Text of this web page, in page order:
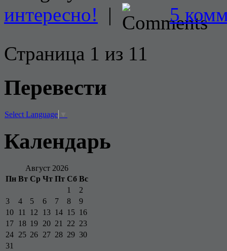
интересно! |
5
Страница 1 из 11
Перевести
Select Language
Календарь
Август 2026
Пн Вт Ср Чт Пт Сб Вс
1
2
3
4 5 6 7 8
9
10 11 12 13 14 15 16
17 18 19 20 21 22 23
24 25 26 27 28 29 30
31